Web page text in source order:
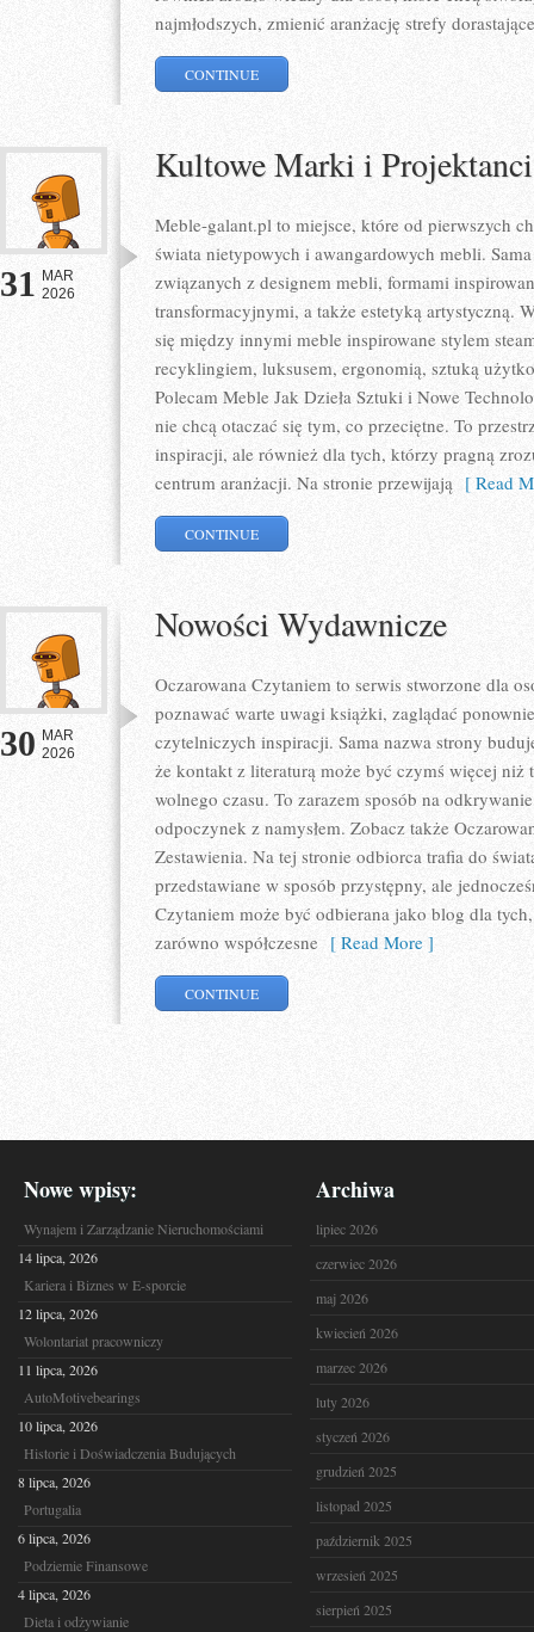
najmłodszych, zmienić aranżację strefy
CONTINUE
31 MAR
2026
Kultowe Marki i Projektanci
Meble-galant.pl to miejsce, które od pierwszych
świata nietypowych i awangardowych mebli.
związanych z designem mebli, formami
transformacyjnymi, a także estetyką artystyczną.
się między innymi meble inspirowane stylem
recyklingiem, luksusem, ergonomią, sztuką
Polecam Meble Jak Dzieła Sztuki i Nowe
nie chcą otaczać się tym, co przeciętne. To
inspiracji, ale również dla tych, którzy pragną
centrum aranżacji. Na stronie przewijają [ Read
CONTINUE
30 MAR
2026
Nowości Wydawnicze
Oczarowana Czytaniem to serwis stworzone dla
poznawać warte uwagi książki, zaglądać
czytelniczych inspiracji. Sama nazwa strony
że kontakt z literaturą może być czymś więcej niż
wolnego czasu. To zarazem sposób na
odpoczynek z namysłem. Zobacz także
Zestawienia. Na tej stronie odbiorca trafia do
przedstawiane w sposób przystępny, ale
Czytaniem może być odbierana jako blog dla
zarówno współczesne [ Read More ]
CONTINUE
Nowe wpisy:
Wynajem i Zarządzanie Nieruchomościami
14 lipca, 2026
Kariera i Biznes w E-sporcie
12 lipca, 2026
Wolontariat pracowniczy
11 lipca, 2026
AutoMotivebearings
10 lipca, 2026
Historie i Doświadczenia Budujących
8 lipca, 2026
Portugalia
6 lipca, 2026
Podziemie Finansowe
4 lipca, 2026
Dieta i odżywianie
Archiwa
lipiec 2026
czerwiec 2026
maj 2026
kwiecień 2026
marzec 2026
luty 2026
styczeń 2026
grudzień 2025
listopad 2025
październik 2025
wrzesień 2025
sierpień 2025